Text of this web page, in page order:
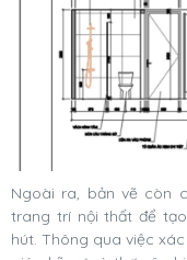
Ngoài ra, bản vẽ còn
trang trí nội thất để
hút. Thông qua việc